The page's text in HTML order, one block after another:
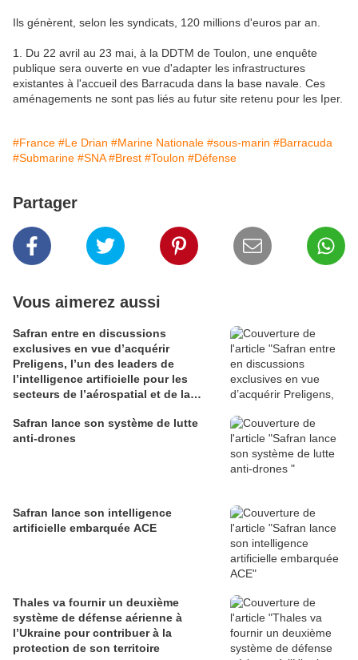
Ils génèrent, selon les syndicats, 120 millions d'euros par an.
1. Du 22 avril au 23 mai, à la DDTM de Toulon, une enquête
publique sera ouverte en vue d'adapter les infrastructures
existantes à l'accueil des Barracuda dans la base navale. Ces
aménagements ne sont pas liés au futur site retenu pour les Iper.
#France #Le Drian #Marine Nationale #sous-marin #Barracuda
#Submarine #SNA #Brest #Toulon #Défense
Partager
Vous aimerez aussi
Safran entre en discussions
exclusives en vue d’acquérir
Preligens, l’un des leaders de
l’intelligence artificielle pour les
secteurs de l’aérospatial et de la
Safran lance son système de lutte
anti-drones
Safran lance son intelligence
artificielle embarquée ACE
Thales va fournir un deuxième
système de défense aérienne à
l’Ukraine pour contribuer à la
protection de son territoire